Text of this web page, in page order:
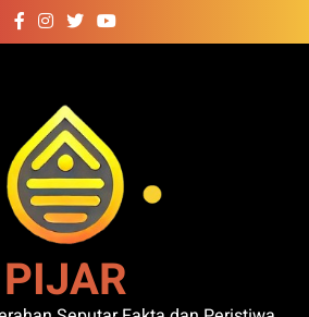
PIJAR